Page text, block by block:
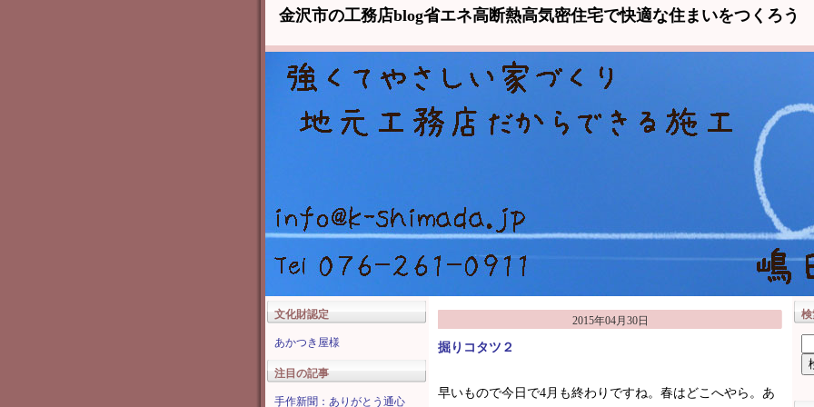
金沢市の工務店blog省エネ高断熱高気密住宅で快適な住まいをつくろう
文化財認定
あかつき屋様
注目の記事
手作新聞：ありがとう通心
2015年04月30日
掘りコタツ２
早いもので今日で4月も終わりですね。春はどこへやら。あ